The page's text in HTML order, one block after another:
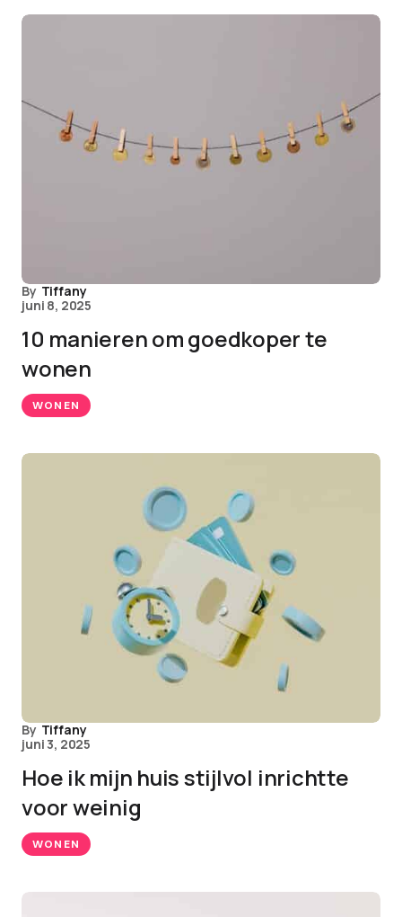
By Tiffany
juni 8, 2025
10 manieren om goedkoper te
wonen
WONEN
By Tiffany
juni 3, 2025
Hoe ik mijn huis stijlvol inrichtte
voor weinig
WONEN